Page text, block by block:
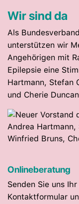
Wir sind da
Als
unterstützen wir
Angehörigen mit
Epilepsie eine
Hartmann, Stefan
und Cherie
Onlineberatung
Senden Sie uns
Kontaktformular